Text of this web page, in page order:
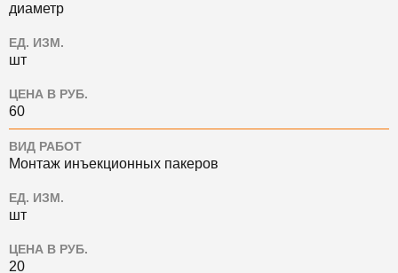
диаметр
ЕД. ИЗМ.
шт
ЦЕНА В РУБ.
60
ВИД РАБОТ
Монтаж инъекционных пакеров
ЕД. ИЗМ.
шт
ЦЕНА В РУБ.
20